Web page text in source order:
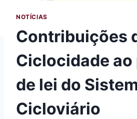
NOTÍCIAS
Contribuições
Ciclocidade
de lei do
Cicloviário